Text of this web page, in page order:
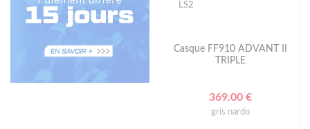
LS2
Casque FF910 ADVANT II
TRIPLE
369.00 €
gris nardo